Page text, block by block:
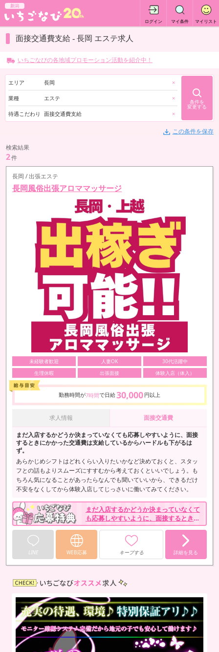
新潟
ログイン マイ条件 マイリスト
面接交通費支給 - 長岡 エステ求人
いちごなびの各地域プロモーション活動を紹介中！
エリア 長岡 ×
業種 エステ ×
待遇こだわり 面接交通費支給 ×
条件を
変更する
この条件を保存
検索結果
2件
長岡 / 出張エステ
長岡風俗出張アロママッサージ
未経験者歓迎 人妻OK
30代活躍中
生理休暇
出張面接 体験入店（体入）
勤務時間が7時間で日給30,000 円以上
求人情報 面接交通費
まだ入店するかどうか決まっていなくても応募しやすいように、面接
するときにかかった交通費は支給しているからハードルも下がるは
ず。
あらかじめシフトはどれくらい入りたいかなど決めておくと、スタッ
フとの話もよりスムーズにすすむから考えておくといいでしょう。も
ちろん気になることがあったらなんでも聞いていいから、できるだけ
不安をなくしてから体験入店してじっさいに働いてみてください。
まだ入店するかどうか決まっていなくて
も応募しやすいように、面接するときに
かかった交通費は支給しているからハー
ドルも下がるはず。
LINE WEB応募 キープする 詳細を見る